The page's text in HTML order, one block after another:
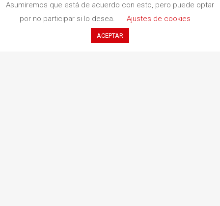
Redbook Ediciones
Asumiremos que está de acuerdo con esto, pero puede optar
por no participar si lo desea.
Ajustes de cookies
ACEPTAR